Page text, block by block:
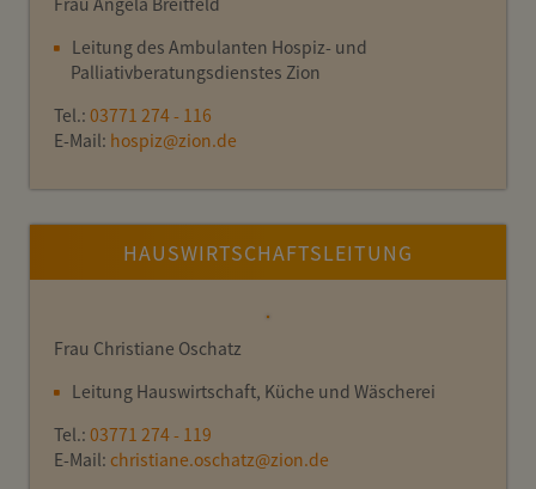
Leitung des Ambulanten Hospiz- und
Palliativberatungsdienstes Zion
Tel.: 03771 274 - 116
E-Mail: hospiz@zion.de
HAUSWIRTSCHAFTSLEITUNG
Frau Christiane Oschatz
Leitung Hauswirtschaft, Küche und Wäscherei
Tel.: 03771 274 - 119
E-Mail: christiane.oschatz@zion.de